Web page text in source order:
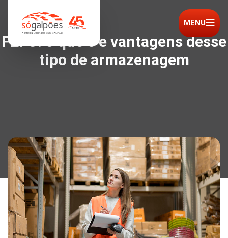
MENU
FEFO: o que é e vantagens desse
tipo de armazenagem